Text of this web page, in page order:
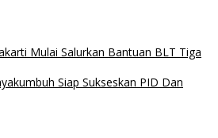
Mulai Salurkan Bantuan BLT Tiga
Siap Sukseskan PID Dan